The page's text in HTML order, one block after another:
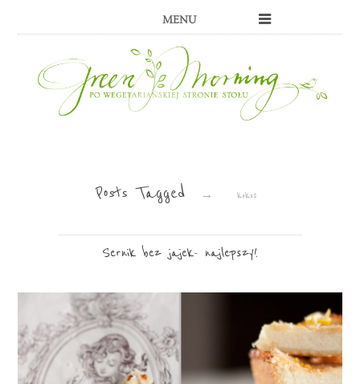
MENU
Posts Tagged → kokos
Sernik bez jajek- najlepszy!